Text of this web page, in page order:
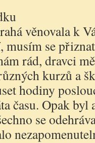
věnovala k
se
rád, dravci
kurzů a
hodiny
času. Opak byl
se